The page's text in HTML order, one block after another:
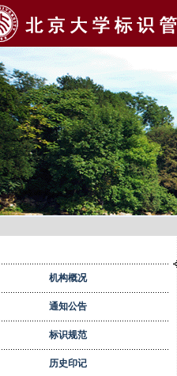
机构概况
通知公告
标识规范
历史印记